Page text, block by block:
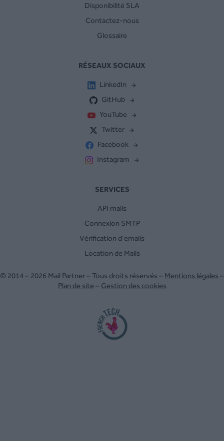
Disponibilité SLA
Contactez-nous
Glossaire
RÉSEAUX SOCIAUX
LinkedIn
GitHub
YouTube
Twitter
Facebook
Instagram
SERVICES
API mails
Connexion SMTP
Vérification d’emails
Location de Mails
© 2014 – 2026 Mail Partner – Tous droits réservés – Mentions légales –
Plan de site – Gestion des cookies